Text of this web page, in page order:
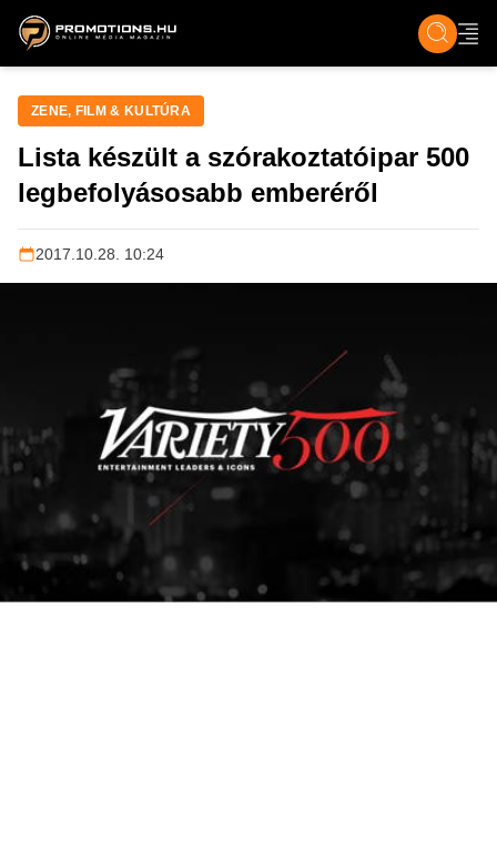
ZENE, FILM & KULT ÉLET TECH &
ZENE, FILM & KULTÚRA
Lista készült a szórakoztatóipar 500
legbefolyásosabb emberéről
2017.10.28. 10:24